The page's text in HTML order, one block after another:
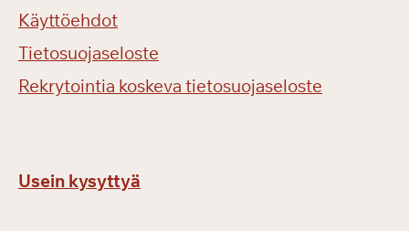
Käyttöehdot
Tietosuojaseloste
Rekrytointia koskeva tietosuojaseloste
Usein kysyttyä